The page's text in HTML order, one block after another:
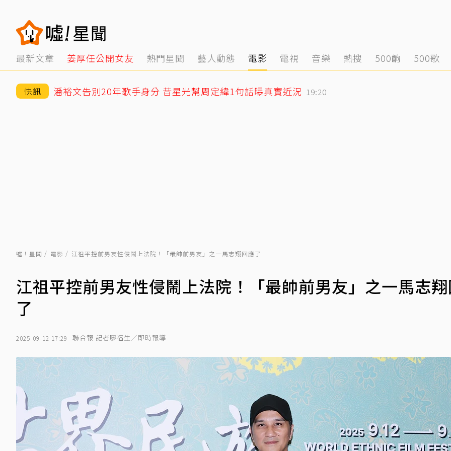
最新文章 姜厚任公開女友 熱門星聞 藝人動態 電影 電視 音樂 熱搜 500齣 500歌
快訊 潘裕文告別20年歌手身分 昔星光幫周定緯1句話曝真實近況 19:20
噓！星聞 電影 江祖平控前男友性侵鬧上法院！「最帥前男友」之一馬志翔回應了
江祖平控前男友性侵鬧上法院！「最帥前男友」之一馬志
了
2025-09-12 17:29 聯合報 記者廖福生／即時報導